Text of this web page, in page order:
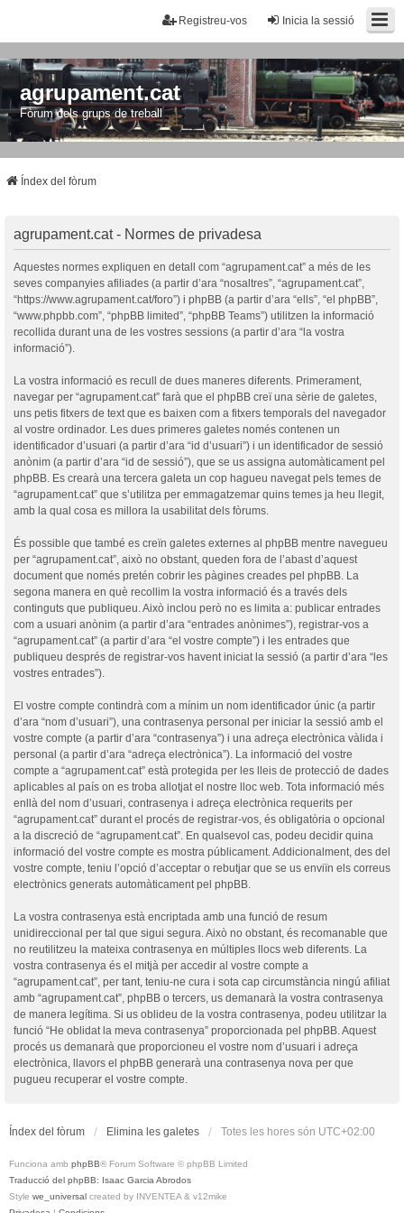
Inicia la sessió
Registreu-vos
agrupament.cat
Fòrum dels grups de treball
Índex del fòrum
agrupament.cat - Normes de privadesa
Aquestes normes expliquen en detall com “agrupament.cat” a més de les
seves companyies afiliades (a partir d’ara “nosaltres”, “agrupament.cat”,
“https://www.agrupament.cat/foro”) i phpBB (a partir d’ara “ells”, “el phpBB”,
“www.phpbb.com”, “phpBB limited”, “phpBB Teams”) utilitzen la informació
recollida durant una de les vostres sessions (a partir d’ara “la vostra
informació”).
La vostra informació es recull de dues maneres diferents. Primerament,
navegar per “agrupament.cat” farà que el phpBB creï una sèrie de galetes,
uns petis fitxers de text que es baixen com a fitxers temporals del navegador
al vostre ordinador. Les dues primeres galetes només contenen un
identificador d’usuari (a partir d’ara “id d’usuari”) i un identificador de sessió
anònim (a partir d’ara “id de sessió”), que se us assigna automàticament pel
phpBB. Es crearà una tercera galeta un cop hagueu navegat pels temes de
“agrupament.cat” que s’utilitza per emmagatzemar quins temes ja heu llegit,
amb la qual cosa es millora la usabilitat dels fòrums.
És possible que també es creïn galetes externes al phpBB mentre navegueu
per “agrupament.cat”, això no obstant, queden fora de l’abast d’aquest
document que només pretén cobrir les pàgines creades pel phpBB. La
segona manera en què recollim la vostra informació és a través dels
continguts que publiqueu. Això inclou però no es limita a: publicar entrades
com a usuari anònim (a partir d’ara “entrades anònimes”), registrar-vos a
“agrupament.cat” (a partir d’ara “el vostre compte”) i les entrades que
publiqueu després de registrar-vos havent iniciat la sessió (a partir d’ara “les
vostres entrades”).
El vostre compte contindrà com a mínim un nom identificador únic (a partir
d’ara “nom d’usuari”), una contrasenya personal per iniciar la sessió amb el
vostre compte (a partir d’ara “contrasenya”) i una adreça electrònica vàlida i
personal (a partir d’ara “adreça electrònica”). La informació del vostre
compte a “agrupament.cat” està protegida per les lleis de protecció de dades
aplicables al país on es troba allotjat el nostre lloc web. Tota informació més
enllà del nom d’usuari, contrasenya i adreça electrònica requerits per
“agrupament.cat” durant el procés de registrar-vos, és obligatòria o opcional
a la discreció de “agrupament.cat”. En qualsevol cas, podeu decidir quina
informació del vostre compte es mostra públicament. Addicionalment, des del
vostre compte, teniu l’opció d’acceptar o rebutjar que se us enviïn els correus
electrònics generats automàticament pel phpBB.
La vostra contrasenya està encriptada amb una funció de resum
unidireccional per tal que sigui segura. Això no obstant, és recomanable que
no reutilitzeu la mateixa contrasenya en múltiples llocs web diferents. La
vostra contrasenya és el mitjà per accedir al vostre compte a
“agrupament.cat”, per tant, teniu-ne cura i sota cap circumstància ningú afiliat
amb “agrupament.cat”, phpBB o tercers, us demanarà la vostra contrasenya
de manera legítima. Si us oblideu de la vostra contrasenya, podeu utilitzar la
funció “He oblidat la meva contrasenya” proporcionada pel phpBB. Aquest
procés us demanarà que proporcioneu el vostre nom d’usuari i adreça
electrònica, llavors el phpBB generarà una contrasenya nova per que
pugueu recuperar el vostre compte.
Índex del fòrum Elimina les galetes Totes les hores són UTC+02:00
Funciona amb phpBB® Forum Software © phpBB Limited
Traducció del phpBB: Isaac Garcia Abrodos
Style we_universal created by INVENTEA & v12mike